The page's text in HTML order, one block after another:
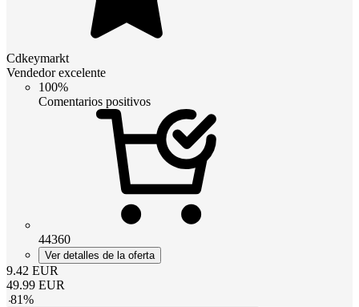
Cdkeymarkt
Vendedor excelente
100%
Comentarios positivos
44360
Ver detalles de la oferta
9.42 EUR
49.99 EUR
-81%